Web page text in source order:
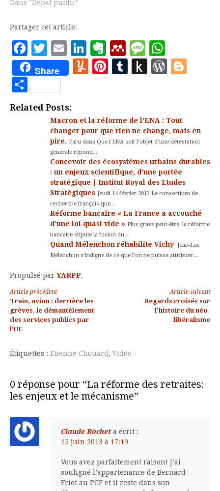
Dans "Débat public"
Partager cet article:
Facebook
Twitter
EmailLinkedIn
Evernote
Mendeley
Message
Share Yummly
Pinterest
Tumblr
Push
Partager
Related Posts:
Macron et la réforme de l’ENA : Tout
changer pour que rien ne change, mais en
pire. Paru dans Que l’ENA soit l’objet d’une détestation
générale répond...
Concevoir des écosystèmes urbains durables
: un enjeux scientifique, d’une portée
stratégique | Institut Royal des Etudes
Stratégiques Jeudi 14 février 2013 Le consortium de
recherche français que...
Réforme bancaire « La France a accouché
d’une loi quasi vide » Plus grave peut-être, la réforme
bancaire stipule la fusion du...
Quand Mélenchon réhabilite Vichy Jean-Luc
Mélenchon s’indigne de ce que l’on ne puisse attribuer...
Propulsé par YARPP.
Lire
la
suite
Article précédent
Train, avion : derrière les
grèves, le démantèlement
des services publics par
l’UE
Article suivant
Regards croisés sur
l’histoire du néo-
libéralisme
Étiquettes : Etienne Chouard, Vidéo
0 réponse pour “La réforme des retraites:
les enjeux et le mécanisme”
Claude Rochet a écrit :
15 juin 2013 à 17:19
Vous avez parfaitement raison! J’ai
souligné l’appartenance de Bernard
Friot au PCF et il reste dans son